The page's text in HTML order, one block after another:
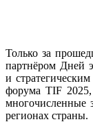
Только за
партнёром Дней
и
форума TIF 2025,
многочисленные
регионах страны.